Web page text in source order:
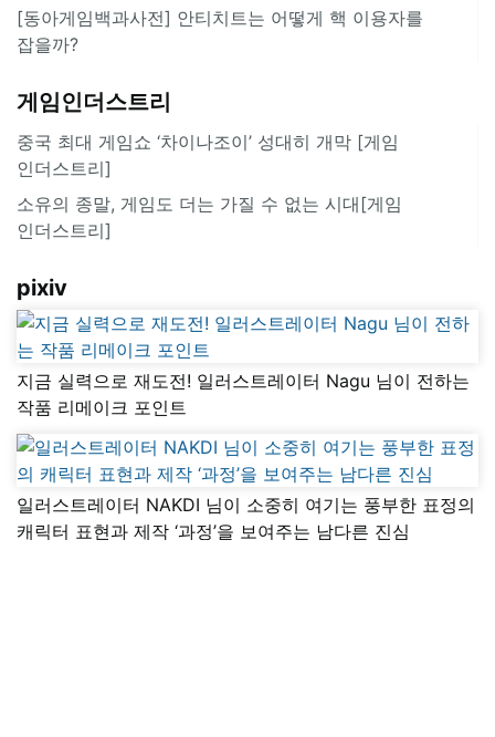
[동아게임백과사전] 안티치트는 어떻게 핵 이용자를
잡을까?
게임인더스트리
중국 최대 게임쇼 ‘차이나조이’ 성대히 개막 [게임
인더스트리]
소유의 종말, 게임도 더는 가질 수 없는 시대[게임
인더스트리]
pixiv
지금 실력으로 재도전! 일러스트레이터 Nagu 님이 전하는
작품 리메이크 포인트
일러스트레이터 NAKDI 님이 소중히 여기는 풍부한 표정의
캐릭터 표현과 제작 ‘과정’을 보여주는 남다른 진심